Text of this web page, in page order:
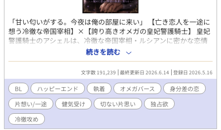
「甘い匂いがする。今夜は俺の部屋に来い」 【亡き恋人を一途に
想う冷徹な帝国宰相】×【誇り高きオメガの皇妃警護騎士】 皇妃
警護騎士のアシェルは、冷徹な帝国宰相・ルシアンに密かな恋情
を抱いていた。しかし、ルシアンの胸にあるのは、三年前に契り
を交わした亡き恋人への消えぬ愛だけ。 実るはずのない恋だった
が、視察先の夜、アシェルは薬が効かずに猛烈な『ヒート』を発
症してしまう。オメガの匂いに誘われ現れたルシアンは、部下の
体調管理のための「処置」と言い放ち、アシェルを寝台へ押し倒
した。 激しい律動に啼き、ルシアンの凶暴な熱に蕩かされていく
肉体。 「二度と、あの方の綺麗な心を汚さない」と夜明けに懺悔
し、完璧な騎士に戻ろうとするアシェルだったが、ルシアンは再
び彼を夜の部屋へと誘い――。 壊れるほどの抑制剤で本能を殺そ
続きを読む
文字数 191,239 最終更新日 2026.6.14 登録日 2026.5.16
BL ハッピーエンド 執着 オメガバース
身分差の恋
片想い/一途
健気受け 切ない片思い
独占欲
冷徹攻め